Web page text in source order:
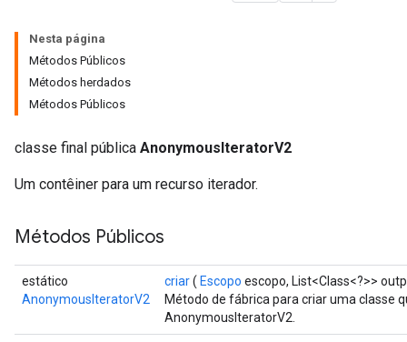
Nesta página
Métodos Públicos
Métodos herdados
Métodos Públicos
classe final pública AnonymousIteratorV2
Um contêiner para um recurso iterador.
Métodos Públicos
estático
AnonymousIteratorV2
criar( Escopo escopo, List<Class<?>>
Método de fábrica para criar uma classe
AnonymousIteratorV2.